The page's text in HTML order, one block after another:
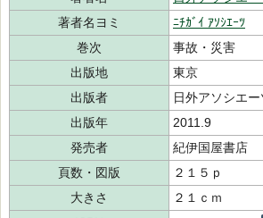
著者名ヨミ
ﾆﾁｶﾞｲ ｱｿｼｴｰﾂ
巻次
事故・災害
出版地
東京
出版者
日外アソシエー
出版年
2011.9
発売者
紀伊国屋書店
頁数・図版
２１５ｐ
大きさ
２１ｃｍ